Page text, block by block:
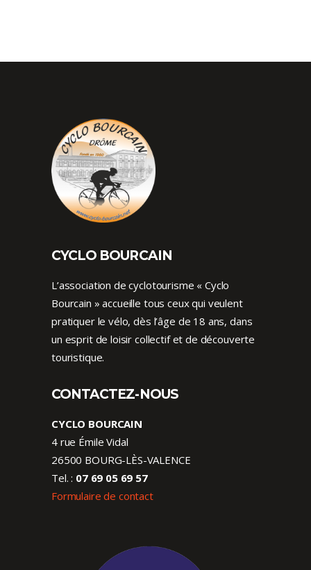
CYCLO BOURCAIN
L’association de cyclotourisme « Cyclo
Bourcain » accueille tous ceux qui veulent
pratiquer le vélo, dès l’âge de 18 ans, dans
un esprit de loisir collectif et de découverte
touristique.
CONTACTEZ-NOUS
CYCLO BOURCAIN
4 rue Émile Vidal
26500 BOURG-LÈS-VALENCE
Tel. : 07 69 05 69 57
Formulaire de contact